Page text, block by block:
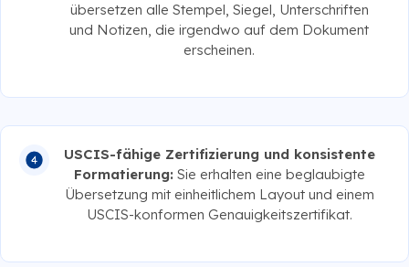
übersetzen alle Stempel, Siegel, Unterschriften
und Notizen, die irgendwo auf dem Dokument
erscheinen.
USCIS-fähige Zertifizierung und konsistente
Formatierung: Sie erhalten eine beglaubigte
Übersetzung mit einheitlichem Layout und einem
USCIS-konformen Genauigkeitszertifikat.